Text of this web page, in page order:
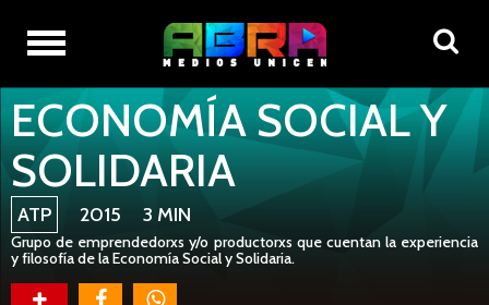
ORIGINALES ABRATV
ECONOMÍA SOCIAL Y
SOLIDARIA
ATP 2015 3 MIN
Grupo de emprendedorxs y/o productorxs que cuentan la experiencia
y filosofía de la Economía Social y Solidaria.